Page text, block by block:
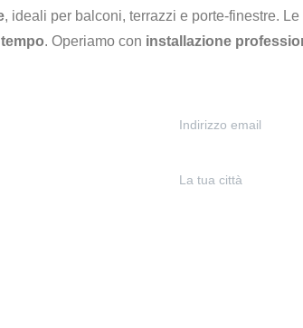
, ideali per balconi, terrazzi e porte-finestre.
. Operiamo con installazione